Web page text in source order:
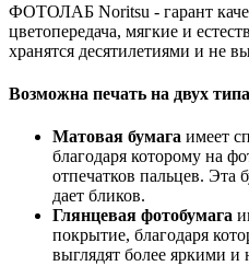
ФОТОЛАБ Noritsu - гарант
цветопередача, мягкие и
хранятся десятилетиями и не
Возможна печать на двух
Матовая бумага имеет
благодаря которому на
отпечатков пальцев. Эта
дает бликов.
Глянцевая фотобумага
покрытие, благодаря
выглядят более яркими